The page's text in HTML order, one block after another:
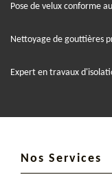
Pose de velux conforme
Nettoyage de gouttières
Expert en travaux
Nos Services